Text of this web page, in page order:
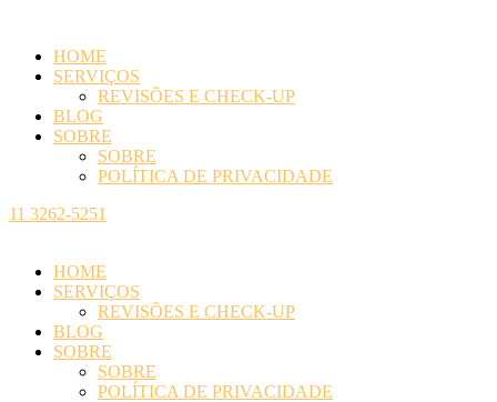
HOME
SERVIÇOS
REVISÕES E CHECK-UP
BLOG
SOBRE
SOBRE
POLÍTICA DE PRIVACIDADE
11 3262-5251
HOME
SERVIÇOS
REVISÕES E CHECK-UP
BLOG
SOBRE
SOBRE
POLÍTICA DE PRIVACIDADE